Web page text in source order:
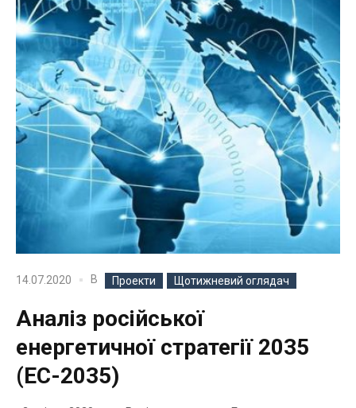
14.07.2020 В Проекти Щотижневий оглядач
Аналіз російської
енергетичної стратегії 2035
(ЕС-2035)